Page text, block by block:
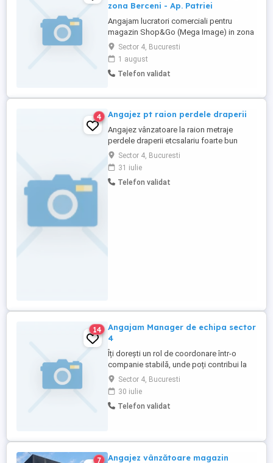
zona Berceni - Ap. Patriei
Angajam lucratori comerciali pentru
magazin Shop&Go (Mega Image) in zona
zona Berceni - Ap. Patriei Oferim: - Salariu
dimensionat in functie gradul de implicare
si al disponibilitatii de lucru - Bonusuri de
performanta lunare - Un loc de munca
relaxat, unde ...
Sector 4, Bucuresti
1 august
Telefon validat
4 Angajez pt raion perdele draperii
Angajez vânzatoare la raion metraje
perdele draperii etcsalariu foarte bun
program 8 .30
Sector 4, Bucuresti
31 iulie
Telefon validat
14
Angajam Manager de echipa sector
4
Îți dorești un rol de coordonare într-o
companie stabilă, unde poți contribui la
dezvoltarea unei echipe și la atingerea
obiectivelor de vânzări? Te așteptăm în
echipa noastră! Responsabilități: *
Coordonezi și motivezi echipa de
Sector 4, Bucuresti
30 iulie
Telefon validat
7 Angajez vânzătoare magazin